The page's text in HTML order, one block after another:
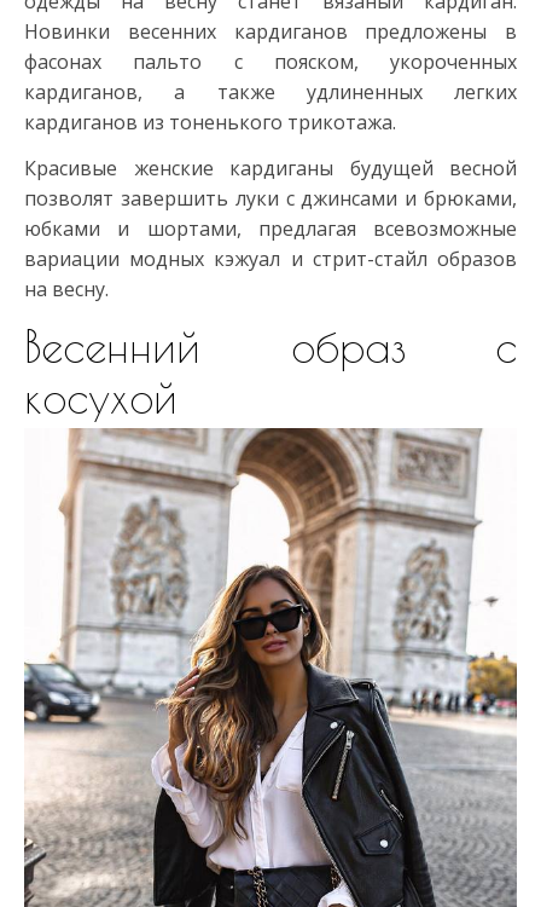
Новинки весенних кардиганов предложены в
фасонах пальто с пояском, укороченных
кардиганов, а также удлиненных легких
кардиганов из тоненького трикотажа.
Красивые женские кардиганы будущей весной
позволят завершить луки с джинсами и брюками,
юбками и шортами, предлагая всевозможные
вариации модных кэжуал и стрит-стайл образов
на весну.
Весенний образ с
косухой